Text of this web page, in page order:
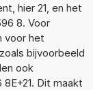
hier 21, en het
8. Voor
voor het
bijvoorbeeld
ook
Dit maakt